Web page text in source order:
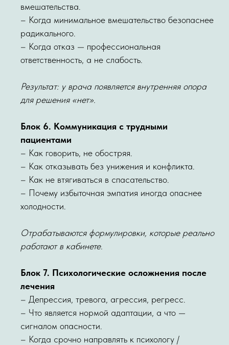
вмешательства.
– Когда минимальное вмешательство безопаснее
радикального.
– Когда отказ — профессиональная
ответственность, а не слабость.
Результат: у врача появляется внутренняя опора
для решения «нет».
Блок 6. Коммуникация с трудными
пациентами
– Как говорить, не обостряя.
– Как отказывать без унижения и конфликта.
– Как не втягиваться в спасательство.
– Почему избыточная эмпатия иногда опаснее
холодности.
Отрабатываются формулировки, которые реально
работают в кабинете.
Блок 7. Психологические осложнения после
лечения
– Депрессия, тревога, агрессия, регресс.
– Что является нормой адаптации, а что —
сигналом опасности.
– Когда срочно направлять к психологу /